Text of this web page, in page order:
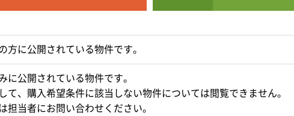
方に公開されている物件です。
に公開されている物件です。
て、購入希望条件に該当しない物件については閲覧できません。
担当者にお問い合わせください。